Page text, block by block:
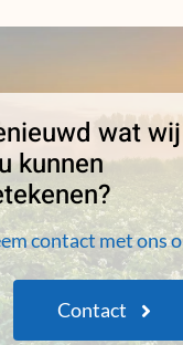
wat
kunnen
contact met ons
Contact